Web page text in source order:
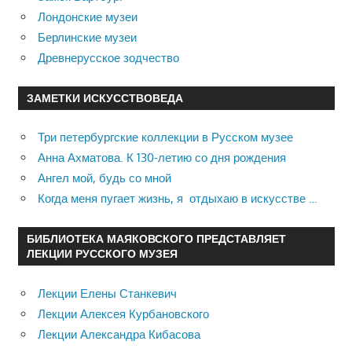
Лондонские музеи
Берлинские музеи
Древнерусское зодчество
ЗАМЕТКИ ИСКУССТВОВЕДА
Три петербургские коллекции в Русском музее
Анна Ахматова. К 130-летию со дня рождения
Ангел мой, будь со мной
Когда меня пугает жизнь, я отдыхаю в искусстве …
БИБЛИОТЕКА МАЯКОВСКОГО ПРЕДСТАВЛЯЕТ
ЛЕКЦИИ РУССКОГО МУЗЕЯ
Лекции Елены Станкевич
Лекции Алексея Курбановского
Лекции Александра Кибасова